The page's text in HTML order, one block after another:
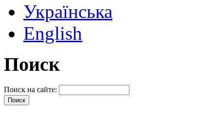
Українська
English
Поиск
Поиск на сайте: